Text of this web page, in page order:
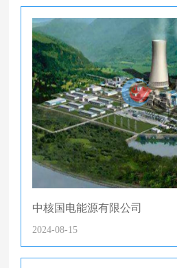
中核国电能源有限公司
2024-08-15